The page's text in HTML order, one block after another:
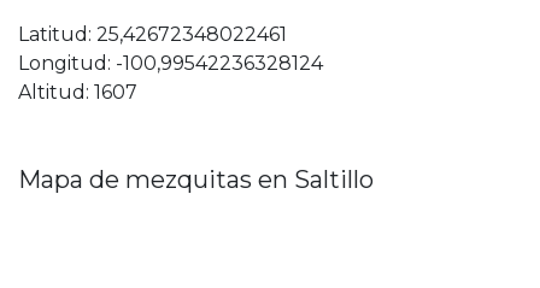
Latitud: 25,42672348022461
Longitud: -100,99542236328124
Altitud: 1607
Mapa de mezquitas en Saltillo